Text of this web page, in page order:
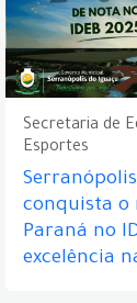
Secretaria de
Esportes
conquista o
Paraná no
excelência